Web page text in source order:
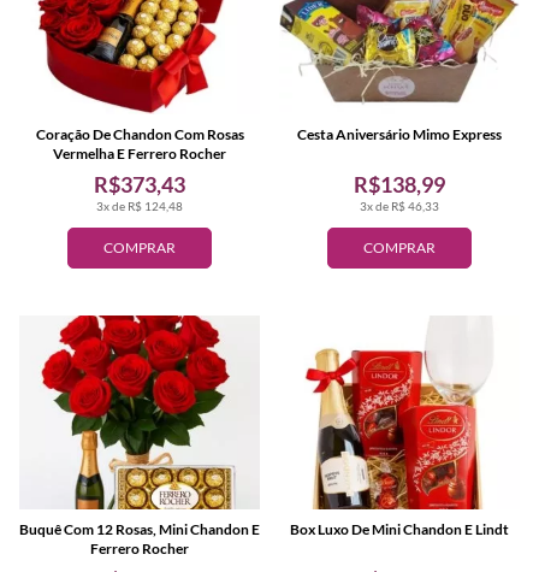
COMPRAR
3x de R$ 124,48
R$373,43
Coração De Chandon Com Rosas
Vermelha E Ferrero Rocher
COMPRAR
3x de R$ 46,33
R$138,99
Cesta Aniversário Mimo Express
Buquê Com 12 Rosas, Mini Chandon E
Ferrero Rocher
Box Luxo De Mini Chandon E Lindt